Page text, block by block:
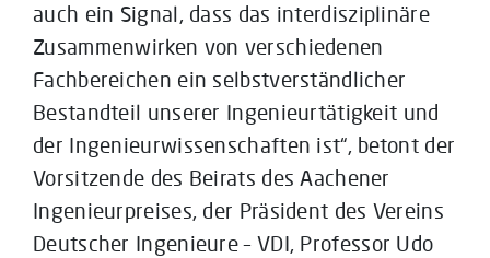
auch ein Signal, dass das interdisziplinäre
Zusammenwirken von verschiedenen
Fachbereichen ein selbstverständlicher
Bestandteil unserer Ingenieurtätigkeit und
der Ingenieurwissenschaften ist“, betont der
Vorsitzende des Beirats des Aachener
Ingenieurpreises, der Präsident des Vereins
Deutscher Ingenieure – VDI, Professor Udo